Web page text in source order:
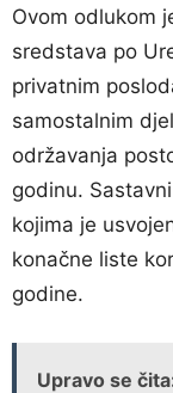
Ovom odlukom
sredstava po
privatnim
samostalnim
održavanja
godinu.
kojima je
konačne liste
godine.
Upravo se